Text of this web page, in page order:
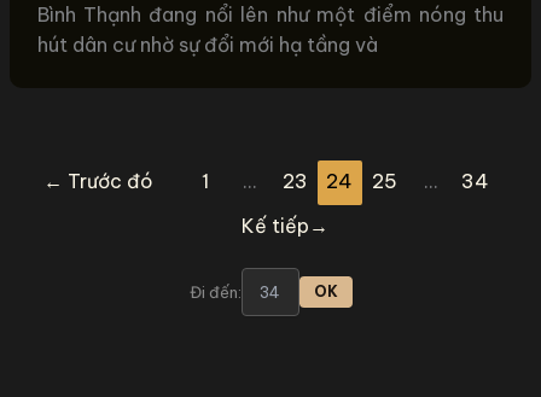
Bình Thạnh đang nổi lên như một điểm nóng thu
hút dân cư nhờ sự đổi mới hạ tầng và
← Trước đó 1 … 23 24 25 …
34
Kế tiếp →
Đi đến: OK